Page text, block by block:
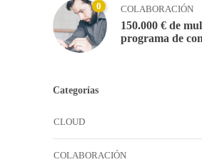
0 COLABORACIÓN
150.000 € de
programa de
Categorías
CLOUD
COLABORACIÓN